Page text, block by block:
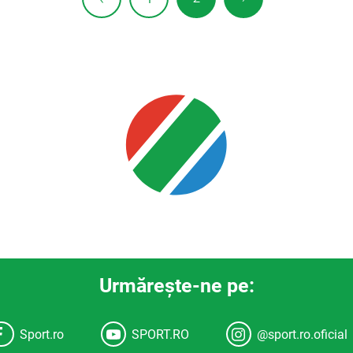
Urmăreşte-ne pe:
Sport.ro SPORT.RO @sport.ro.oficial